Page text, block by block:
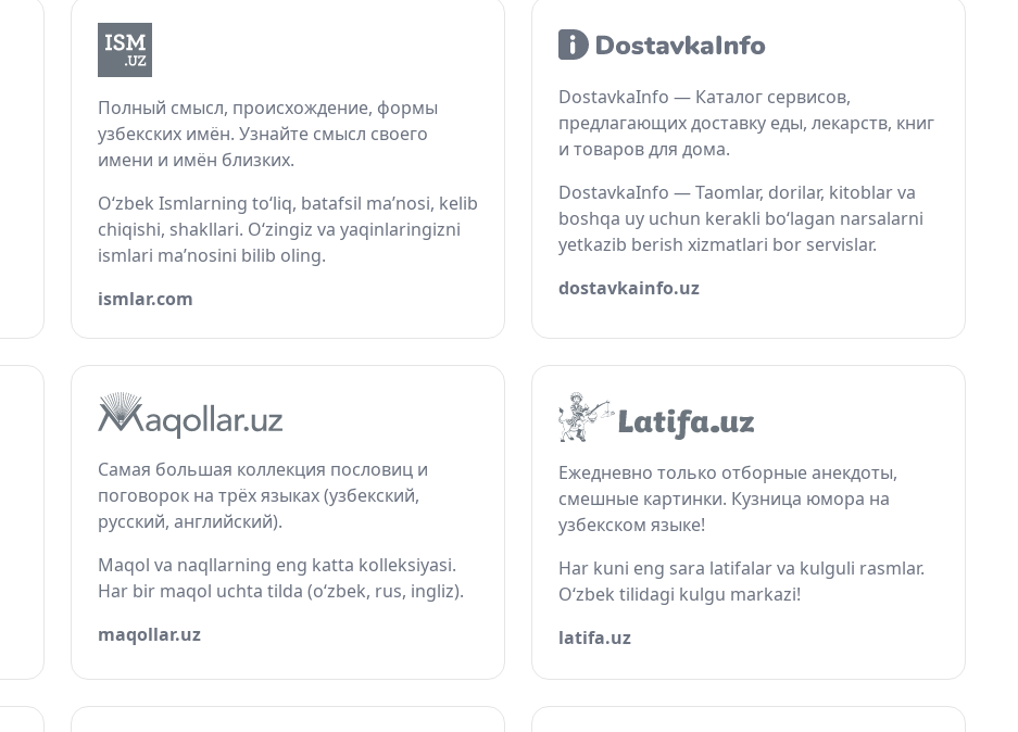
Полный смысл, происхождение, формы
узбекских имён. Узнайте смысл своего
имени и имён близких.
O‘zbek Ismlarning to‘liq, batafsil ma’nosi, kelib
chiqishi, shakllari. O‘zingiz va yaqinlaringizni
ismlari ma’nosini bilib oling.
ismlar.com
DostavkaInfo — Каталог сервисов,
предлагающих доставку еды, лекарств, книг
и товаров для дома.
DostavkaInfo — Taomlar, dorilar, kitoblar va
boshqa uy uchun kerakli bo‘lagan narsalarni
yetkazib berish xizmatlari bor servislar.
dostavkainfo.uz
Самая большая коллекция пословиц и
поговорок на трёх языках (узбекский,
русский, английский).
Maqol va naqllarning eng katta kolleksiyasi.
Har bir maqol uchta tilda (o‘zbek, rus, ingliz).
maqollar.uz
Ежедневно только отборные анекдоты,
смешные картинки. Кузница юмора на
узбекском языке!
Har kuni eng sara latifalar va kulguli rasmlar.
O‘zbek tilidagi kulgu markazi!
latifa.uz